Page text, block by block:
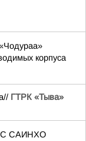
корпуса
ГТРК «Тыва»
САИНХО